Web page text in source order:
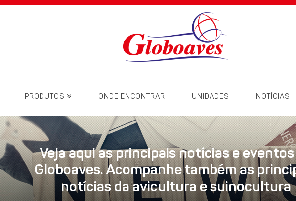
PRODUTOS ONDE ENCONTRAR UNIDADES NOTÍCIAS
Veja aqui as principais notícias e eventos
Globoaves. Acompanhe também as
notícias da avicultura e suinocultura